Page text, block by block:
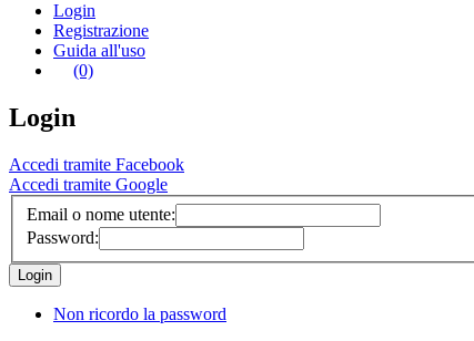
Login
Registrazione
Guida all'uso
(0)
Login
Accedi tramite Facebook
Accedi tramite Google
Email o nome utente:
Password:
Non ricordo la password